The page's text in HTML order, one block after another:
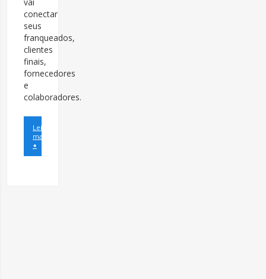
conectar
seus
franqueados,
clientes
finais,
fornecedores
e
colaboradores.
Leia
mais
+